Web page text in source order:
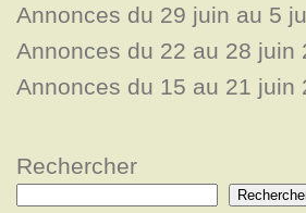
Annonces du 29 juin au 5
Annonces du 22 au 28 juin
Annonces du 15 au 21 juin
Rechercher